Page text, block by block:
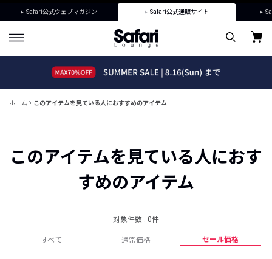
Safari公式ウェブマガジン Safari公式通販サイト
ホーム このアイテムを見ている人におすすめのアイテム
このアイテムを見ている人におす
すめのアイテム
対象件数 : 0件
すべて 通常価格 セール価格